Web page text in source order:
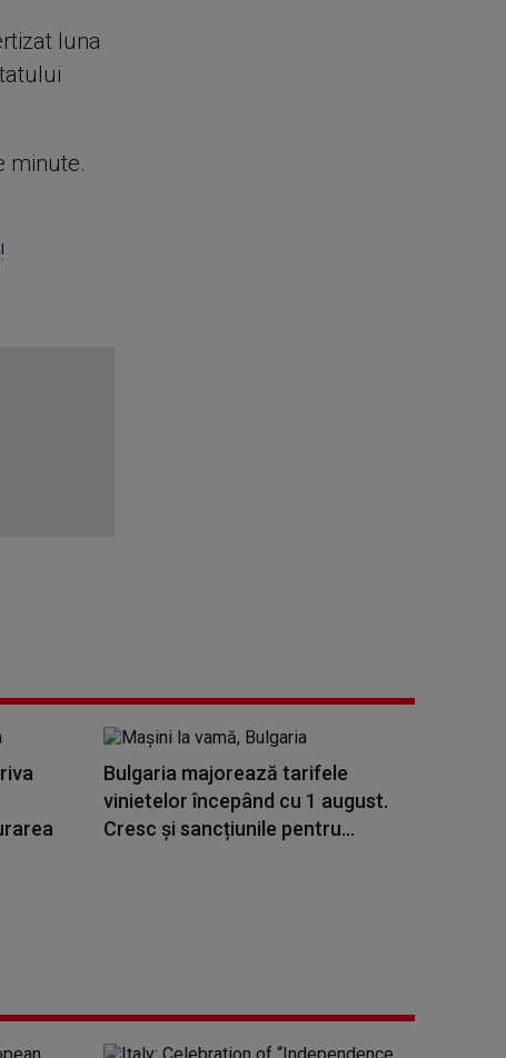
luna
minute.
!
Bulgaria majorează tarifele
vinietelor începând cu 1 august.
Cresc și sancțiunile pentru...